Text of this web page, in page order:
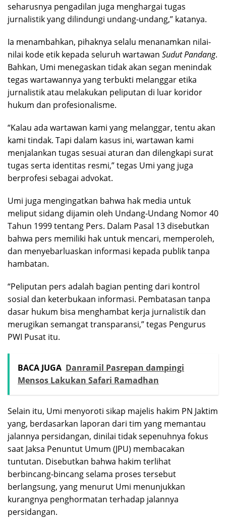
seharusnya pengadilan juga menghargai tugas
jurnalistik yang dilindungi undang-undang,” katanya.
Ia menambahkan, pihaknya selalu menanamkan nilai-
nilai kode etik kepada seluruh wartawan Sudut Pandang.
Bahkan, Umi menegaskan tidak akan segan menindak
tegas wartawannya yang terbukti melanggar etika
jurnalistik atau melakukan peliputan di luar koridor
hukum dan profesionalisme.
“Kalau ada wartawan kami yang melanggar, tentu akan
kami tindak. Tapi dalam kasus ini, wartawan kami
menjalankan tugas sesuai aturan dan dilengkapi surat
tugas serta identitas resmi,” tegas Umi yang juga
berprofesi sebagai advokat.
Umi juga mengingatkan bahwa hak media untuk
meliput sidang dijamin oleh Undang-Undang Nomor 40
Tahun 1999 tentang Pers. Dalam Pasal 13 disebutkan
bahwa pers memiliki hak untuk mencari, memperoleh,
dan menyebarluaskan informasi kepada publik tanpa
hambatan.
“Peliputan pers adalah bagian penting dari kontrol
sosial dan keterbukaan informasi. Pembatasan tanpa
dasar hukum bisa menghambat kerja jurnalistik dan
merugikan semangat transparansi,” tegas Pengurus
PWI Pusat itu.
BACA JUGA Danramil Pasrepan dampingi
Mensos Lakukan Safari Ramadhan
Selain itu, Umi menyoroti sikap majelis hakim PN Jaktim
yang, berdasarkan laporan dari tim yang memantau
jalannya persidangan, dinilai tidak sepenuhnya fokus
saat Jaksa Penuntut Umum (JPU) membacakan
tuntutan. Disebutkan bahwa hakim terlihat
berbincang-bincang selama proses tersebut
berlangsung, yang menurut Umi menunjukkan
kurangnya penghormatan terhadap jalannya
persidangan.